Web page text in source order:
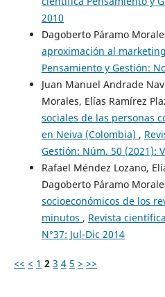
2010
Dagoberto Páramo
aproximación al
Pensamiento y Gestión:
Juan Manuel Andrade
Morales, Elías Ramírez
sociales de las personas
en Neiva (Colombia) ,
Gestión: Núm. 50 (2021):
Rafael Méndez Lozano,
Dagoberto Páramo
socioeconómicos de los
minutos , Revista
N°37: Jul-Dic 2014
<< < 1 2 3 4 5 > >>